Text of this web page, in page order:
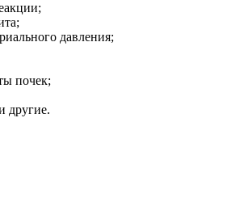
давления;
почек;
другие.